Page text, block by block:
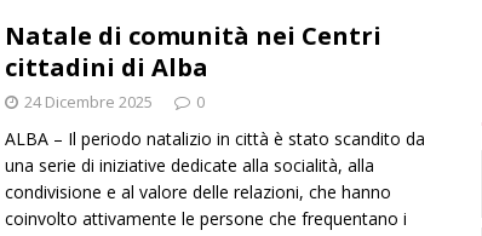
Natale di comunità nei Centri
cittadini di Alba
24 Dicembre 2025 0
ALBA – Il periodo natalizio in città è stato scandito da
una serie di iniziative dedicate alla socialità, alla
condivisione e al valore delle relazioni, che hanno
coinvolto attivamente le persone che frequentano i